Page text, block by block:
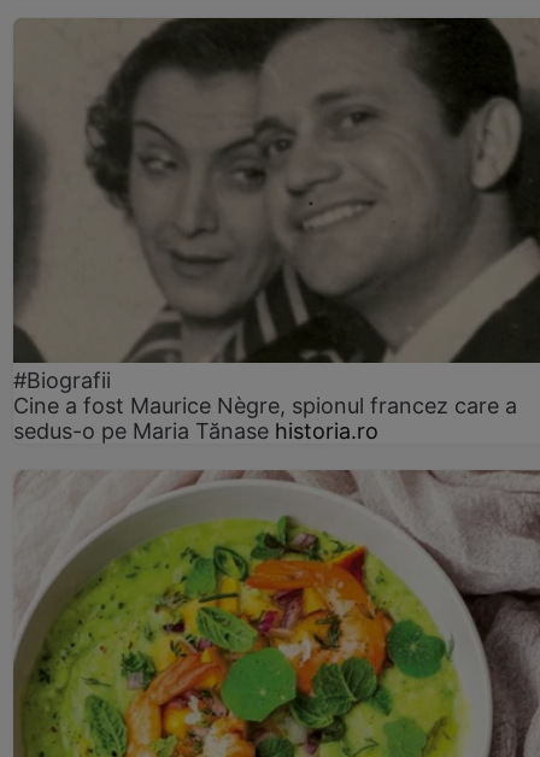
#Biografii
Cine a fost Maurice Nègre, spionul francez care a
sedus-o pe Maria Tănase historia.ro